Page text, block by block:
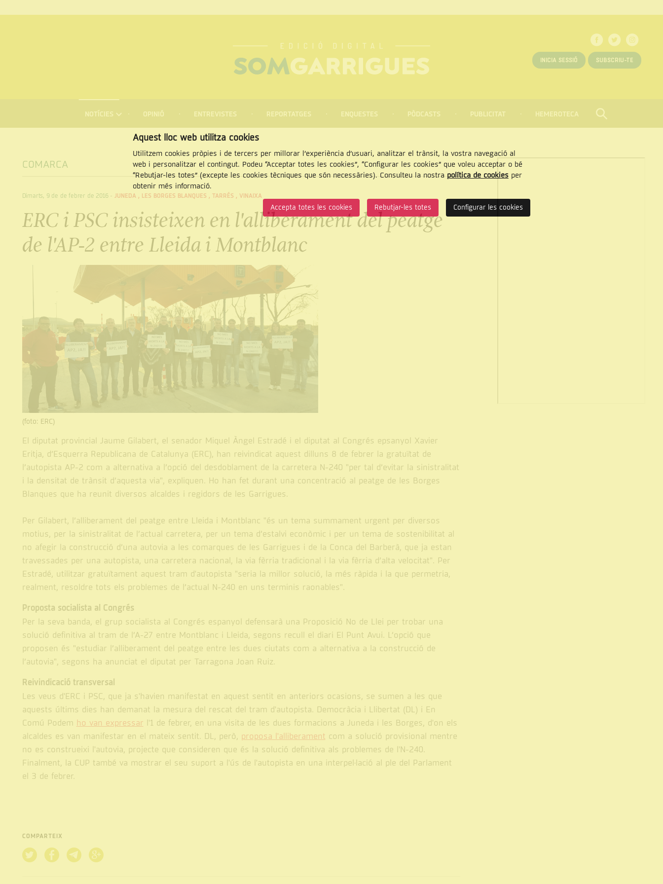
INICIA SESSIÓ SUBSCRIU-TE
NOTÍCIES OPINIÓ ENTREVISTES REPORTATGES ENQUESTES PÒDCASTS PUBLICITAT HEMEROTECA CERCAR
COMARCA
Dimarts, 9 de de febrer de 2016 -JUNEDA , LES BORGES BLANQUES ,TARRÉS , VINAIXA
ERC i PSC insisteixen en l'alliberament del peatge
de l'AP-2 entre Lleida i Montblanc
(foto: ERC)
El diputat provincial Jaume Gilabert, el senador Miquel Àngel Estradé i el diputat al Congrés epsanyol Xavier
Eritja, d’Esquerra Republicana de Catalunya (ERC), han reivindicat aquest dilluns 8 de febrer la gratuïtat de
l’autopista AP-2 com a alternativa a l’opció del desdoblament de la carretera N-240 "per tal d’evitar la sinistralitat
i la densitat de trànsit d’aquesta via", expliquen. Ho han fet durant una concentració al peatge de les Borges
Blanques que ha reunit diversos alcaldes i regidors de les Garrigues.
Per Gilabert, l’alliberament del peatge entre Lleida i Montblanc "és un tema summament urgent per diversos
motius, per la sinistralitat de l’actual carretera, per un tema d’estalvi econòmic i per un tema de sostenibilitat al
no afegir la construcció d’una autovia a les comarques de les Garrigues i de la Conca del Barberà, que ja estan
travessades per una autopista, una carretera nacional, la via fèrria tradicional i la via fèrria d’alta velocitat". Per
Estradé, utilitzar gratuïtament aquest tram d'autopista "seria la millor solució, la més ràpida i la que permetria,
realment, resoldre tots els problemes de l’actual N-240 en uns terminis raonables".
Proposta socialista al Congrés
Per la seva banda, el grup socialista al Congrés espanyol defensarà una Proposició No de Llei per trobar una
solució definitiva al tram de l’A-27 entre Montblanc i Lleida, segons recull el diari El Punt Avui. L’opció que
proposen és "estudiar l’alliberament del peatge entre les dues ciutats com a alternativa a la construcció de
l’autovia", segons ha anunciat el diputat per Tarragona Joan Ruiz.
Reivindicació transversal
Les veus d'ERC i PSC, que ja s'havien manifestat en aquest sentit en anteriors ocasions, se sumen a les que
aquests últims dies han demanat la mesura del rescat del tram d'autopista. Democràcia i Llibertat (DL) i En
Comú Podem ho van expressar l'1 de febrer, en una visita de les dues formacions a Juneda i les Borges, d'on els
alcaldes es van manifestar en el mateix sentit. DL, però, proposa l'alliberament com a solució provisional mentre
no es construeixi l'autovia, projecte que consideren que és la solució definitiva als problemes de l'N-240.
Finalment, la CUP també va mostrar el seu suport a l'ús de l'autopista en una interpel·lació al ple del Parlament
el 3 de febrer.
COMPARTEIX
Aquest lloc web utilitza cookies
Utilitzem cookies pròpies i de tercers per millorar l’experiència d’usuari, analitzar el trànsit, la vostra navegació al
web i personalitzar el contingut. Podeu “Acceptar totes les cookies”, “Configurar les cookies” que voleu acceptar o bé
“Rebutjar-les totes” (excepte les cookies tècniques que són necessàries). Consulteu la nostra política de cookiesper
obtenir més informació.
Accepta totes les cookies Rebutjar-les totes Configurar les cookies